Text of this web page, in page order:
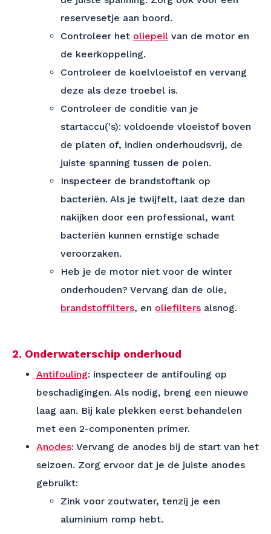
reservesetje aan boord.
Controleer het oliepeil van de motor en
de keerkoppeling.
Controleer de koelvloeistof en vervang
deze als deze troebel is.
Controleer de conditie van je
startaccu('s): voldoende vloeistof boven
de platen of, indien onderhoudsvrij, de
juiste spanning tussen de polen.
Inspecteer de brandstoftank op
bacteriën. Als je twijfelt, laat deze dan
nakijken door een professional, want
bacteriën kunnen ernstige schade
veroorzaken.
Heb je de motor niet voor de winter
onderhouden? Vervang dan de olie,
brandstoffilters, en oliefilters alsnog.
2. Onderwaterschip onderhoud
Antifouling: inspecteer de antifouling op
beschadigingen. Als nodig, breng een nieuwe
laag aan. Bij kale plekken eerst behandelen
met een 2-componenten primer.
Anodes: Vervang de anodes bij de start van het
seizoen. Zorg ervoor dat je de juiste anodes
gebruikt:
Zink voor zoutwater, tenzij je een
aluminium romp hebt.